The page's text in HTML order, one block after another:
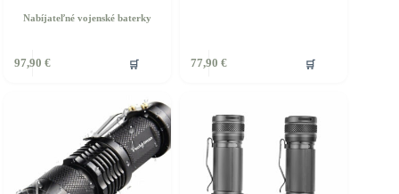
Nabíjateľné vojenské baterky
97,90 € 🛒 77,90 € 🛒